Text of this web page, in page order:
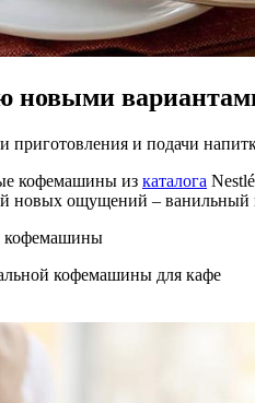
новыми
приготовления и подачи
кофемашины из каталога
новых ощущений – ванильный
кофемашины для кафе